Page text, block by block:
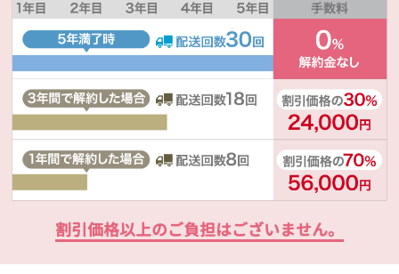
割引価格以上のご負担はございません。